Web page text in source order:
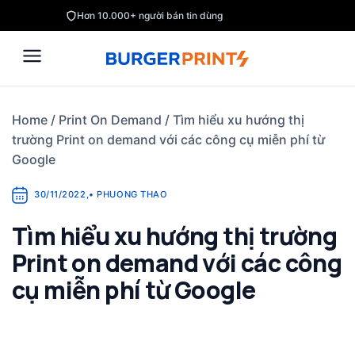
to
content
Hơn 10.000+ người bán tin dùng
Home / Print On Demand / Tìm hiểu xu hướng thị
trường Print on demand với các công cụ miễn phí từ
Google
30/11/2022,• PHUONG THAO
Tìm hiểu xu hướng thị trường
Print on demand với các công
cụ miễn phí từ Google